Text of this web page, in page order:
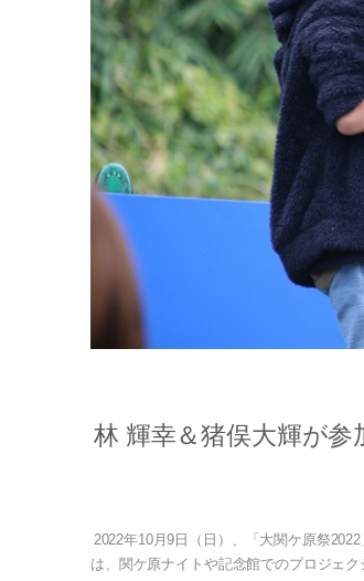
林 輝幸＆猪俣大輝が
2022年10月9日（日）、「大関ケ原祭
は、関ケ原ナイトや記念館でのプロジェ